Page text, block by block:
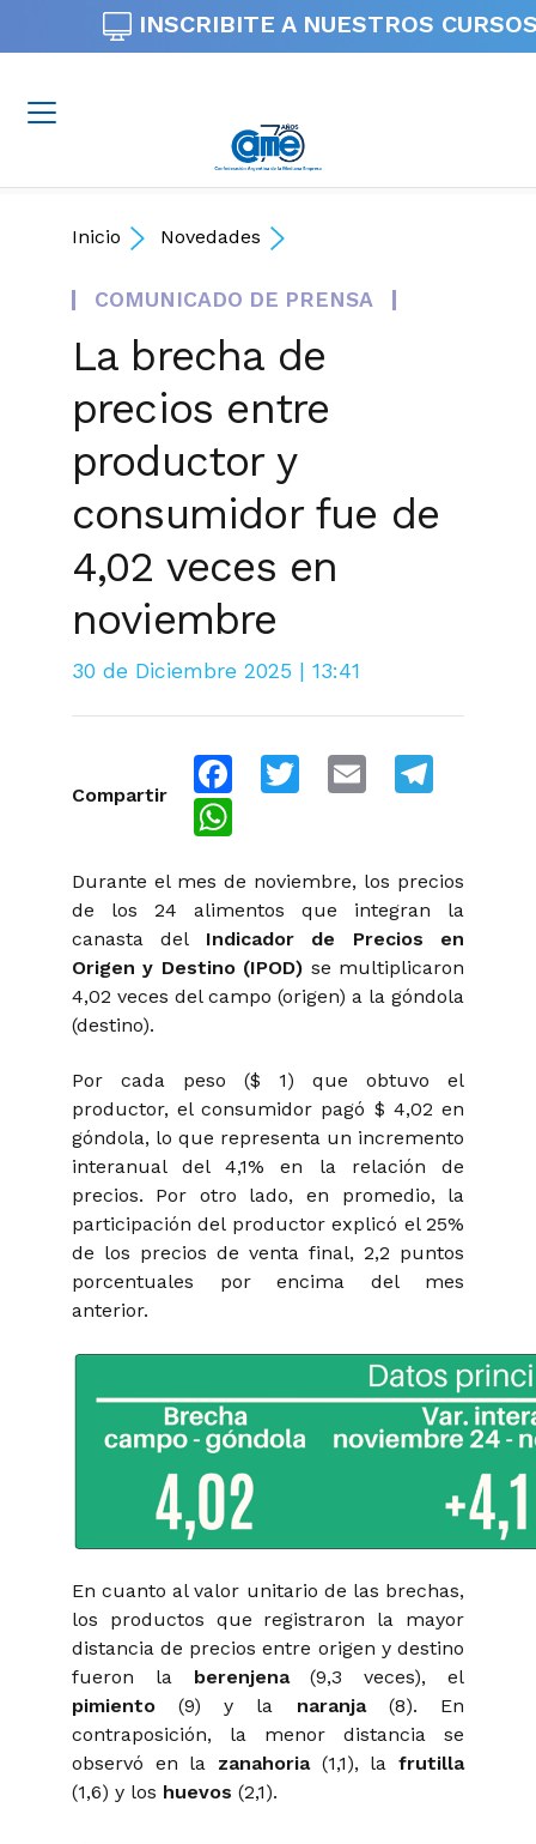
INSCRIBITE A NUESTROS
Inicio Novedades
COMUNICADO DE PRENSA
La brecha de
precios entre
productor y
consumidor fue de
4,02 veces en
noviembre
30 de Diciembre 2025 | 13:41
Compartir
FacebookTwitter Email
Durante el mes de noviembre, los precios
de los 24 alimentos que integran la
canasta del Indicador de Precios en
Origen y Destino (IPOD) se multiplicaron
4,02 veces del campo (origen) a la góndola
(destino).
Por cada peso ($ 1) que obtuvo el
productor, el consumidor pagó $ 4,02 en
góndola, lo que representa un incremento
interanual del 4,1% en la relación de
precios. Por otro lado, en promedio, la
participación del productor explicó el 25%
de los precios de venta final, 2,2 puntos
porcentuales por encima del mes
anterior.
En cuanto al valor unitario de las brechas,
los productos que registraron la mayor
distancia de precios entre origen y destino
fueron la berenjena(9,3 veces), el
pimiento(9) y la naranja(8). En
contraposición, la menor distancia se
observó en la zanahoria(1,1), lafrutilla
(1,6) y los huevos (2,1).